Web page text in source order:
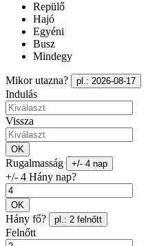
Repülő
Hajó
Egyéni
Busz
Mindegy
Mikor utazna? pl.: 2026-08-17
Indulás
Vissza
OK
Rugalmasság +/- 4 nap
+/- 4 Hány nap?
OK
Hány fő? pl.: 2 felnőtt
Felnőtt